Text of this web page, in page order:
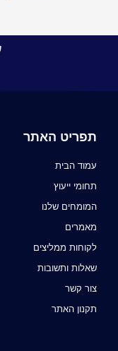
תפריט האתר
עמוד הבית
תחומי ייעוץ
המומחים שלנו
מאמרים
לקוחות ממליצים
שאלות ותשובות
צור קשר
תקנון האתר